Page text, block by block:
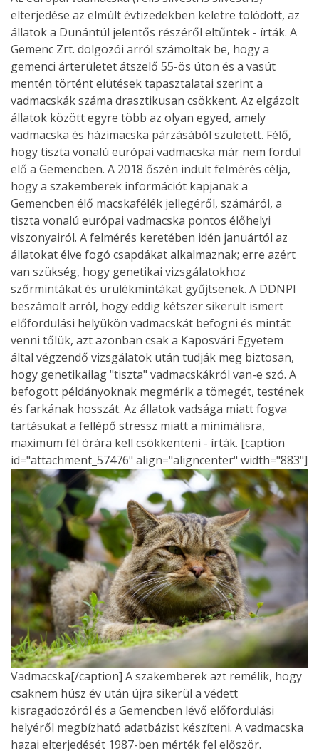
elterjedése az elmúlt évtizedekben keletre tolódott, az
állatok a Dunántúl jelentős részéről eltűntek - írták. A
Gemenc Zrt. dolgozói arról számoltak be, hogy a
gemenci árterületet átszelő 55-ös úton és a vasút
mentén történt elütések tapasztalatai szerint a
vadmacskák száma drasztikusan csökkent. Az elgázolt
állatok között egyre több az olyan egyed, amely
vadmacska és házimacska párzásából született. Félő,
hogy tiszta vonalú európai vadmacska már nem fordul
elő a Gemencben. A 2018 őszén indult felmérés célja,
hogy a szakemberek információt kapjanak a
Gemencben élő macskafélék jellegéről, számáról, a
tiszta vonalú európai vadmacska pontos élőhelyi
viszonyairól. A felmérés keretében idén januártól az
állatokat élve fogó csapdákat alkalmaznak; erre azért
van szükség, hogy genetikai vizsgálatokhoz
szőrmintákat és ürülékmintákat gyűjtsenek. A DDNPI
beszámolt arról, hogy eddig kétszer sikerült ismert
előfordulási helyükön vadmacskát befogni és mintát
venni tőlük, azt azonban csak a Kaposvári Egyetem
által végzendő vizsgálatok után tudják meg biztosan,
hogy genetikailag "tiszta" vadmacskákról van-e szó. A
befogott példányoknak megmérik a tömegét, testének
és farkának hosszát. Az állatok vadsága miatt fogva
tartásukat a fellépő stressz miatt a minimálisra,
maximum fél órára kell csökkenteni - írták. [caption
id="attachment_57476" align="aligncenter" width="883"]
Vadmacska[/caption] A szakemberek azt remélik, hogy
csaknem húsz év után újra sikerül a védett
kisragadozóról és a Gemencben lévő előfordulási
helyéről megbízható adatbázist készíteni. A vadmacska
hazai elterjedését 1987-ben mérték fel először.